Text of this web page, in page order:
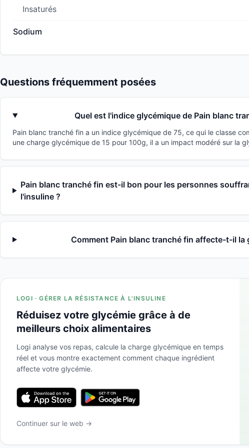
Insaturés
Sodium
Questions fréquemment posées
Quel est l'indice glycémique de Pain blanc
Pain blanc tranché fin a un indice glycémique de 75, ce qui le classe
une charge glycémique de 15 pour 100g, il a un impact modéré sur la
Pain blanc tranché fin est-il bon pour les personnes
l'insuline ?
Comment Pain blanc tranché fin affecte-t-il la
LOGI · GÉRER LA RÉSISTANCE À L'INSULINE
Réduisez votre glycémie grâce à de
meilleurs choix alimentaires
Logi analyse vos repas, calcule la charge glycémique en temps
réel et vous montre exactement comment chaque ingrédient
affecte votre glycémie.
Continuer sur le web →